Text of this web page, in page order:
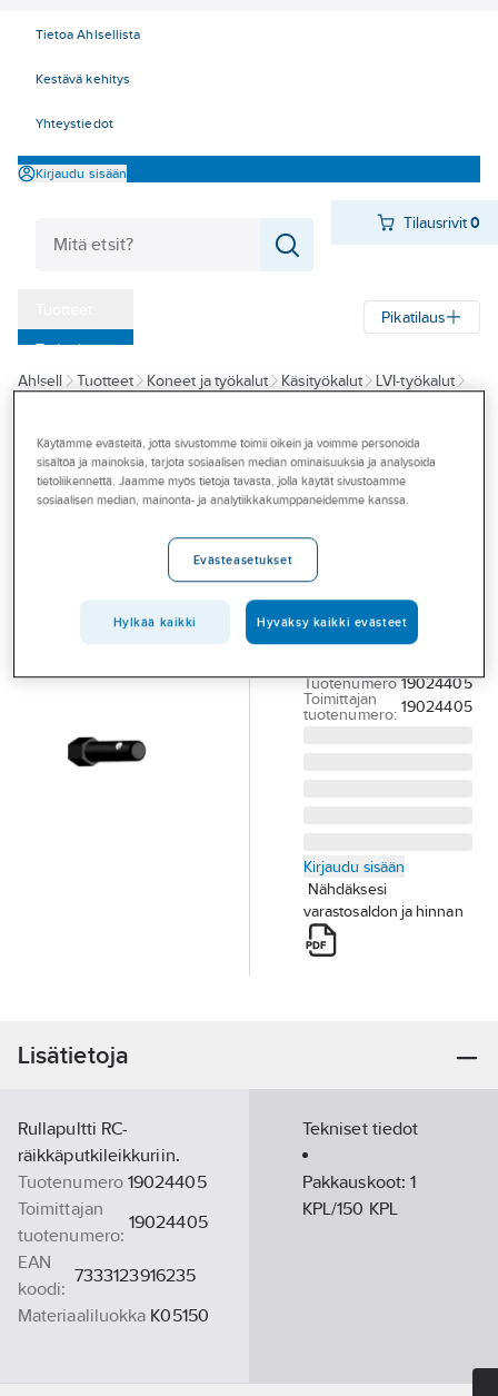
Tietoa Ahlsellista
Kestävä kehitys
Yhteystiedot
Kirjaudu sisään
Tilausrivit 0
‎Tarjoukset
Myymälät
Konseptit
Palvelut
Pikatilaus
Ahlsell Tuotteet Koneet ja työkalut Käsityökalut
LVI-työkalut
A-COLLECTION
Putkileikkurin
collection
PULTTI
PUTKILEUKKURI A-
COLLECTION
Tuotenumero 19024405
Toimittajan
tuotenumero: 19024405
Kirjaudu sisään
Nähdäksesi
varastosaldon ja hinnan
Lisätietoja
Rullapultti RC-
räikkäputkileikkuriin.
Tuotenumero 19024405
Toimittajan
tuotenumero:
19024405
EAN
koodi:
7333123916235
Materiaaliluokka K05150
Tekniset tiedot
Pakkauskoot:1
KPL/150 KPL
Käytämme evästeitä, jotta sivustomme toimii oikein ja voimme personoida
sisältöä ja mainoksia, tarjota sosiaalisen median ominaisuuksia ja analysoida
tietoliikennettä. Jaamme myös tietoja tavasta, jolla käytät sivustoamme
sosiaalisen median, mainonta- ja analytiikkakumppaneidemme kanssa.
Evästeasetukset
Hylkää kaikki Hyväksy kaikki evästeet